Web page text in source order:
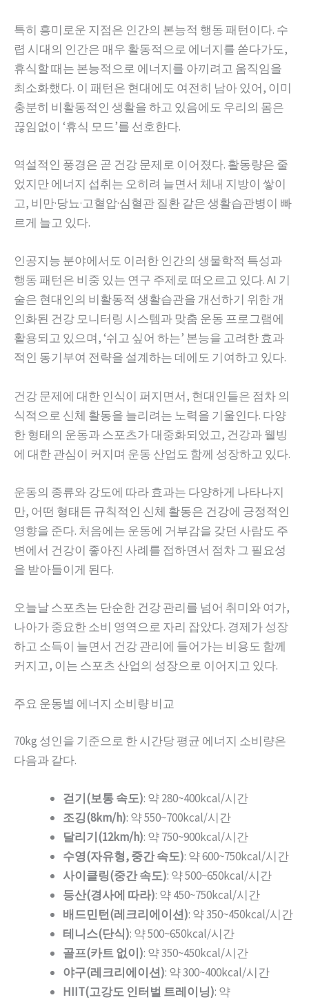
특히 흥미로운 지점은 인간의 본능적 행동 패턴이다. 수
렵 시대의 인간은 매우 활동적으로 에너지를 쏟다가도,
휴식할 때는 본능적으로 에너지를 아끼려고 움직임을
최소화했다. 이 패턴은 현대에도 여전히 남아 있어, 이미
충분히 비활동적인 생활을 하고 있음에도 우리의 몸은
끊임없이 ‘휴식 모드’를 선호한다.
역설적인 풍경은 곧 건강 문제로 이어졌다. 활동량은 줄
었지만 에너지 섭취는 오히려 늘면서 체내 지방이 쌓이
고, 비만·당뇨·고혈압·심혈관 질환 같은 생활습관병이 빠
르게 늘고 있다.
인공지능 분야에서도 이러한 인간의 생물학적 특성과
행동 패턴은 비중 있는 연구 주제로 떠오르고 있다. AI 기
술은 현대인의 비활동적 생활습관을 개선하기 위한 개
인화된 건강 모니터링 시스템과 맞춤 운동 프로그램에
활용되고 있으며, ‘쉬고 싶어 하는’ 본능을 고려한 효과
적인 동기부여 전략을 설계하는 데에도 기여하고 있다.
건강 문제에 대한 인식이 퍼지면서, 현대인들은 점차 의
식적으로 신체 활동을 늘리려는 노력을 기울인다. 다양
한 형태의 운동과 스포츠가 대중화되었고, 건강과 웰빙
에 대한 관심이 커지며 운동 산업도 함께 성장하고 있다.
운동의 종류와 강도에 따라 효과는 다양하게 나타나지
만, 어떤 형태든 규칙적인 신체 활동은 건강에 긍정적인
영향을 준다. 처음에는 운동에 거부감을 갖던 사람도 주
변에서 건강이 좋아진 사례를 접하면서 점차 그 필요성
을 받아들이게 된다.
오늘날 스포츠는 단순한 건강 관리를 넘어 취미와 여가,
나아가 중요한 소비 영역으로 자리 잡았다. 경제가 성장
하고 소득이 늘면서 건강 관리에 들어가는 비용도 함께
커지고, 이는 스포츠 산업의 성장으로 이어지고 있다.
주요 운동별 에너지 소비량 비교
70kg 성인을 기준으로 한 시간당 평균 에너지 소비량은
다음과 같다.
걷기(보통 속도): 약 280~400kcal/시간
조깅(8km/h): 약 550~700kcal/시간
달리기(12km/h): 약 750~900kcal/시간
수영(자유형, 중간 속도): 약 600~750kcal/시간
사이클링(중간 속도): 약 500~650kcal/시간
등산(경사에 따라): 약 450~750kcal/시간
배드민턴(레크리에이션): 약 350~450kcal/시간
테니스(단식): 약 500~650kcal/시간
골프(카트 없이): 약 350~450kcal/시간
야구(레크리에이션): 약 300~400kcal/시간
HIIT(고강도 인터벌 트레이닝): 약